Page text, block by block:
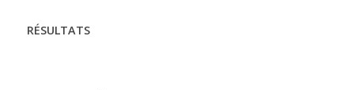
RÉSULTATS